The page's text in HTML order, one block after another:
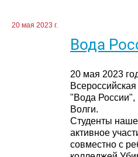
20 мая 2023 г.
Вода
20 мая 2023
Всероссийская
"Вода России",
Волги.
Студенты
активное
совместно с